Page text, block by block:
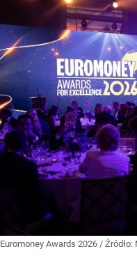
Euromoney Awards 2026 / Źródło: